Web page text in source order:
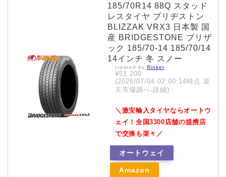
185/70R14 88Q スタッド
レスタイヤ ブリヂストン
BLIZZAK VRX3 日本製 国
産 BRIDGESTONE ブリザ
ック 185/70-14 185/70/14
14インチ 冬 スノー
created by Rinker
¥51,200
(2026/07/04 02:00:14時点 楽
天市場調べ-詳細)
＼激安輸入タイヤならオートウ
ェイ！全国3300店舗の提携店
で交換も楽々／
オートウェイ
Amazon